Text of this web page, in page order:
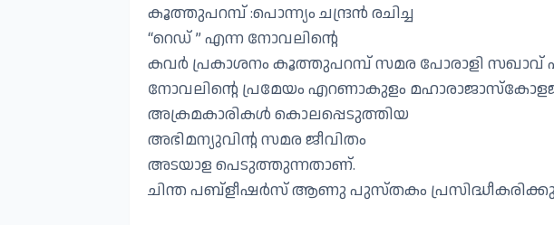
കൂത്തുപറമ്പ് :പൊന്ന്യം ചന്ദ്രൻ രചിച്ച
“റെഡ് ” എന്ന നോവലിൻ്റെ
കവർ പ്രകാശനം കൂത്തുപറമ്പ് സമര പോരാളി സഖാവ്
നോവലിൻ്റെ പ്രമേയം എറണാകുളം
അക്രമകാരികൾ കൊലപ്പെടുത്തിയ
അഭിമന്യുവിൻ്റ സമര ജീവിതം
അടയാള പെടുത്തുന്നതാണ്.
ചിന്ത പബ്‌ളീഷർസ് ആണു പുസ്തകം